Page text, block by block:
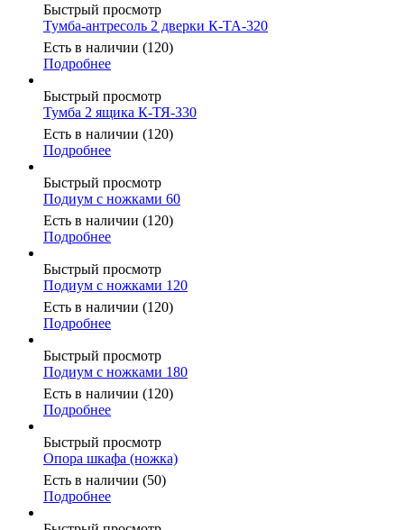
Быстрый просмотр
Тумба-антресоль 2 дверки К-ТА-320
Есть в наличии (120)
Подробнее
Быстрый просмотр
Тумба 2 ящика К-ТЯ-330
Есть в наличии (120)
Подробнее
Быстрый просмотр
Подиум с ножками 60
Есть в наличии (120)
Подробнее
Быстрый просмотр
Подиум с ножками 120
Есть в наличии (120)
Подробнее
Быстрый просмотр
Подиум с ножками 180
Есть в наличии (120)
Подробнее
Быстрый просмотр
Опора шкафа (ножка)
Есть в наличии (50)
Подробнее